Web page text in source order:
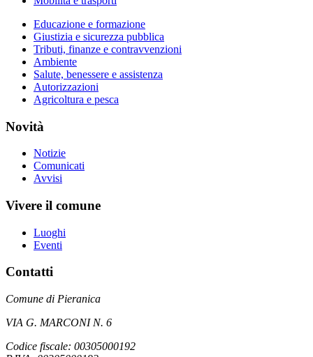
Educazione e formazione
Giustizia e sicurezza pubblica
Tributi, finanze e contravvenzioni
Ambiente
Salute, benessere e assistenza
Autorizzazioni
Agricoltura e pesca
Novità
Notizie
Comunicati
Avvisi
Vivere il comune
Luoghi
Eventi
Contatti
Comune di Pieranica
VIA G. MARCONI N. 6
Codice fiscale: 00305000192